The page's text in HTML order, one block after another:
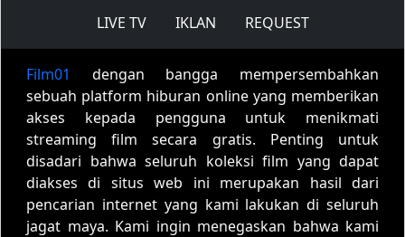
LIVE TV
IKLAN REQUEST
Film01
dengan bangga mempersembahkan
sebuah platform hiburan online yang memberikan
akses kepada pengguna untuk menikmati
streaming film secara gratis. Penting untuk
disadari bahwa seluruh koleksi film yang dapat
diakses di situs web ini merupakan hasil dari
pencarian internet yang kami lakukan di seluruh
jagat maya. Kami ingin menegaskan bahwa kami